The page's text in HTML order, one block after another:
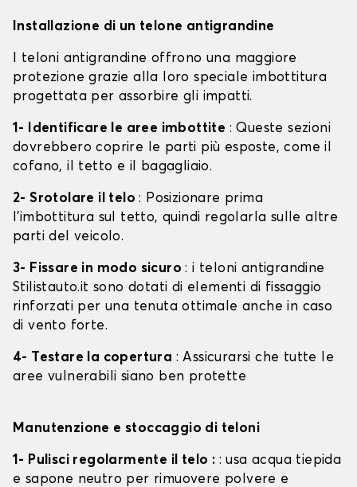
Installazione di un telone antigrandine
I teloni antigrandine offrono una maggiore
protezione grazie alla loro speciale imbottitura
progettata per assorbire gli impatti.
1- Identificare le aree imbottite : Queste sezioni
dovrebbero coprire le parti più esposte, come il
cofano, il tetto e il bagagliaio.
2- Srotolare il telo: Posizionare prima
l'imbottitura sul tetto, quindi regolarla sulle altre
parti del veicolo.
3- Fissare in modo sicuro: i teloni antigrandine
Stilistauto.it sono dotati di elementi di fissaggio
rinforzati per una tenuta ottimale anche in caso
di vento forte.
4- Testare la copertura : Assicurarsi che tutte le
aree vulnerabili siano ben protette
Manutenzione e stoccaggio di teloni
1- Pulisci regolarmente il telo : : usa acqua tiepida
e sapone neutro per rimuovere polvere e